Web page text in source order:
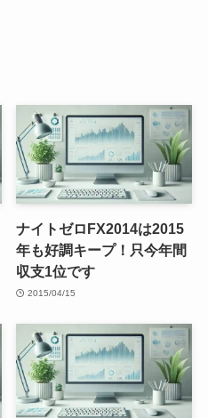
ナイトゼロFX2014は2015
年も好調キープ！只今年間
収支1位です
2015/04/15